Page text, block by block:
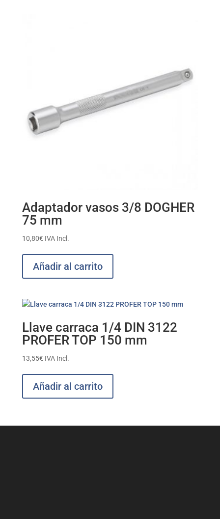
Adaptador vasos 3/8 DOGHER
75 mm
10,80€ IVA Incl.
Añadir al carrito
Llave carraca 1/4 DIN 3122
PROFER TOP 150 mm
13,55€ IVA Incl.
Añadir al carrito